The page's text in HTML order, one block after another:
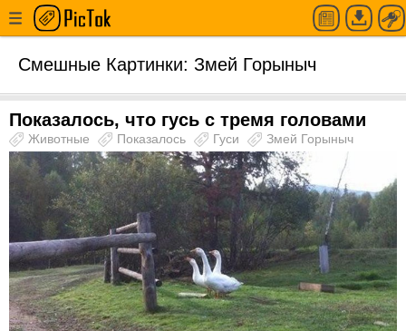
Смешные Картинки: Змей Горыныч
Показалось, что гусь с тремя головами
Животные Показалось Гуси Змей Горыныч